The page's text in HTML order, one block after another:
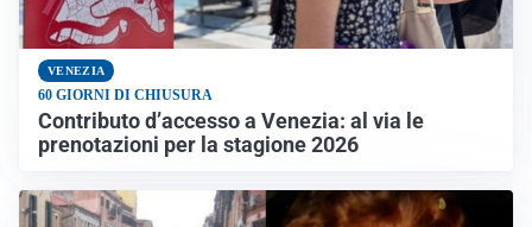
VENEZIA
60 GIORNI DI CHIUSURA
Contributo d’accesso a Venezia: al via le
prenotazioni per la stagione 2026